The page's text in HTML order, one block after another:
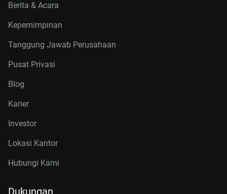
Berita & Acara
Kepemimpinan
Tanggung Jawab Perusahaan
Pusat Privasi
Blog
Karier
Investor
Lokasi Kantor
Hubungi Kami
Dukungan